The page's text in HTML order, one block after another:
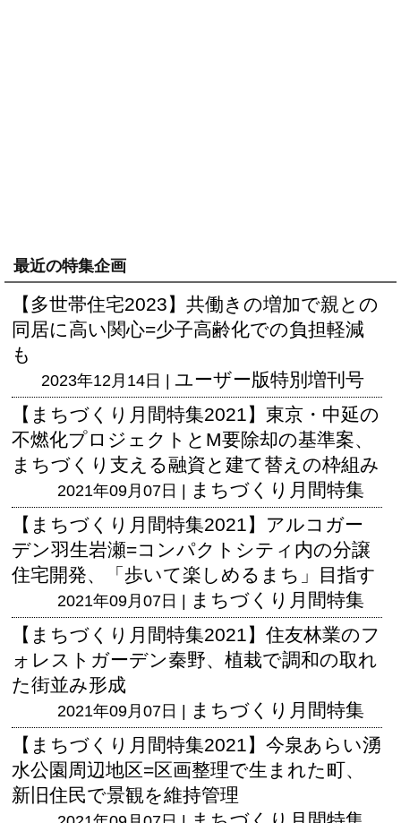
最近の特集企画
【多世帯住宅2023】共働きの増加で親との
同居に高い関心=少子高齢化での負担軽減
も
2023年12月14日 | ユーザー版特別増刊号
【まちづくり月間特集2021】東京・中延の
不燃化プロジェクトとM要除却の基準案、
まちづくり支える融資と建て替えの枠組み
2021年09月07日 | まちづくり月間特集
【まちづくり月間特集2021】アルコガー
デン羽生岩瀬=コンパクトシティ内の分譲
住宅開発、「歩いて楽しめるまち」目指す
2021年09月07日 | まちづくり月間特集
【まちづくり月間特集2021】住友林業のフ
ォレストガーデン秦野、植栽で調和の取れ
た街並み形成
2021年09月07日 | まちづくり月間特集
【まちづくり月間特集2021】今泉あらい湧
水公園周辺地区=区画整理で生まれた町、
新旧住民で景観を維持管理